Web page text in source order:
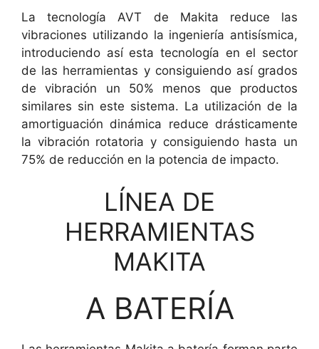
La tecnología AVT de Makita reduce las
vibraciones utilizando la ingeniería antisísmica,
introduciendo así esta tecnología en el sector
de las herramientas y consiguiendo así grados
de vibración un 50% menos que productos
similares sin este sistema. La utilización de la
amortiguación dinámica reduce drásticamente
la vibración rotatoria y consiguiendo hasta un
75% de reducción en la potencia de impacto.
LÍNEA DE
HERRAMIENTAS
MAKITA
A BATERÍA